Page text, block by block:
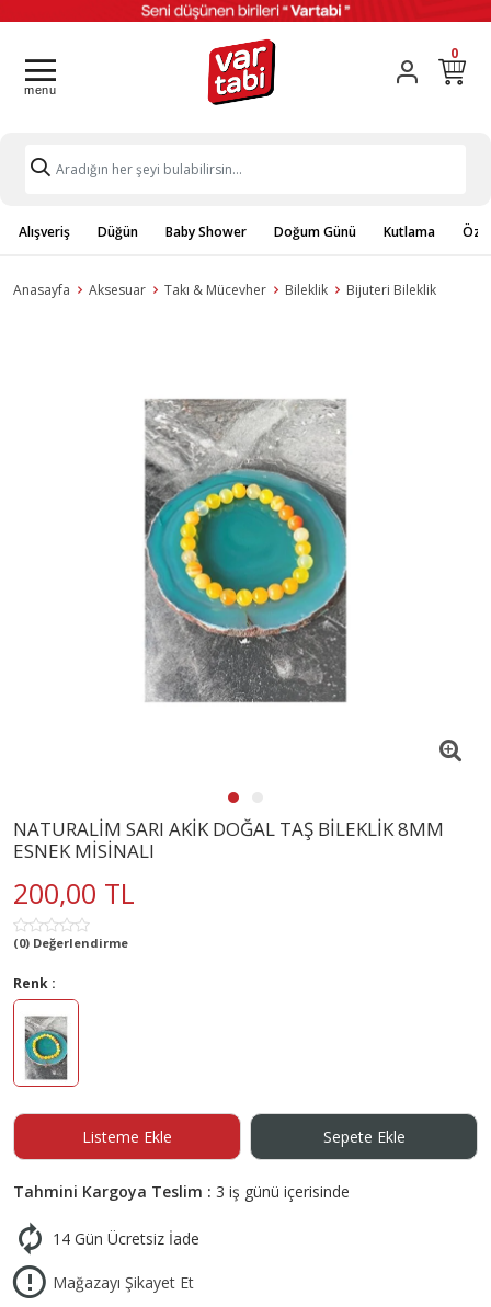
0
Alışveriş Düğün Baby Shower Doğum Günü Kutlama
Anasayfa Aksesuar Takı & Mücevher Bileklik Bijuteri Bileklik
NATURALİM SARI AKİK DOĞAL TAŞ BİLEKLİK 8MM
ESNEK MİSİNALI
200,00 TL
(0) Değerlendirme
Renk :
Listeme Ekle Sepete Ekle
Tahmini Kargoya Teslim : 3 iş günü içerisinde
14 Gün Ücretsiz İade
Mağazayı Şikayet Et